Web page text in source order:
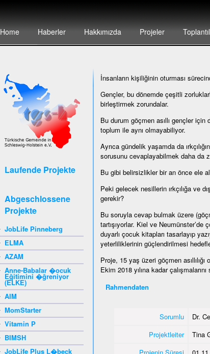
Home Haberler Hakkımızda Projeler
Laufende Projekte
Abgeschlossene
Projekte
JobLife Pinneberg
ELMA
AZAM
Anne-Babalar �ocuk
Eğitimini �ğreniyor
(ELKE)
AIM
MomStarter
Vitamin P
BIMSH
JobLife Plus L�beck
İnsanların kişiliğinin oturması
Gençler, bu dönemde çeşitli
birleştirmek zorundalar.
Bu durum göçmen asıllı gençler
toplum ile aynı olmayabiliyor.
Ayrıca gündelik yaşamda da
sorusunu cevaplayabilmek daha da
Bu gibi belirsizlikler bir an önce ele
Peki gelecek nesillerin ırkçılığa ve
gerekir?
Bu soruyla cevap bulmak üzere
tartışıyorlar. Kiel ve
duyarlı çocuk kitapları tasarlayıp
yeterliliklerinin güçlendirilmesi
Proje, 15 yaş üzeri göçmen
Ekim 2018 yılına kadar
Rahmendaten
Sorumlu
Dr.
Projektleiter
Tina